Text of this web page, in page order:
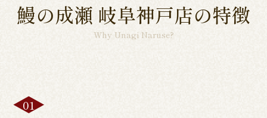
鰻の成瀬 岐阜神戸店の特徴
Why Unagi Naruse?